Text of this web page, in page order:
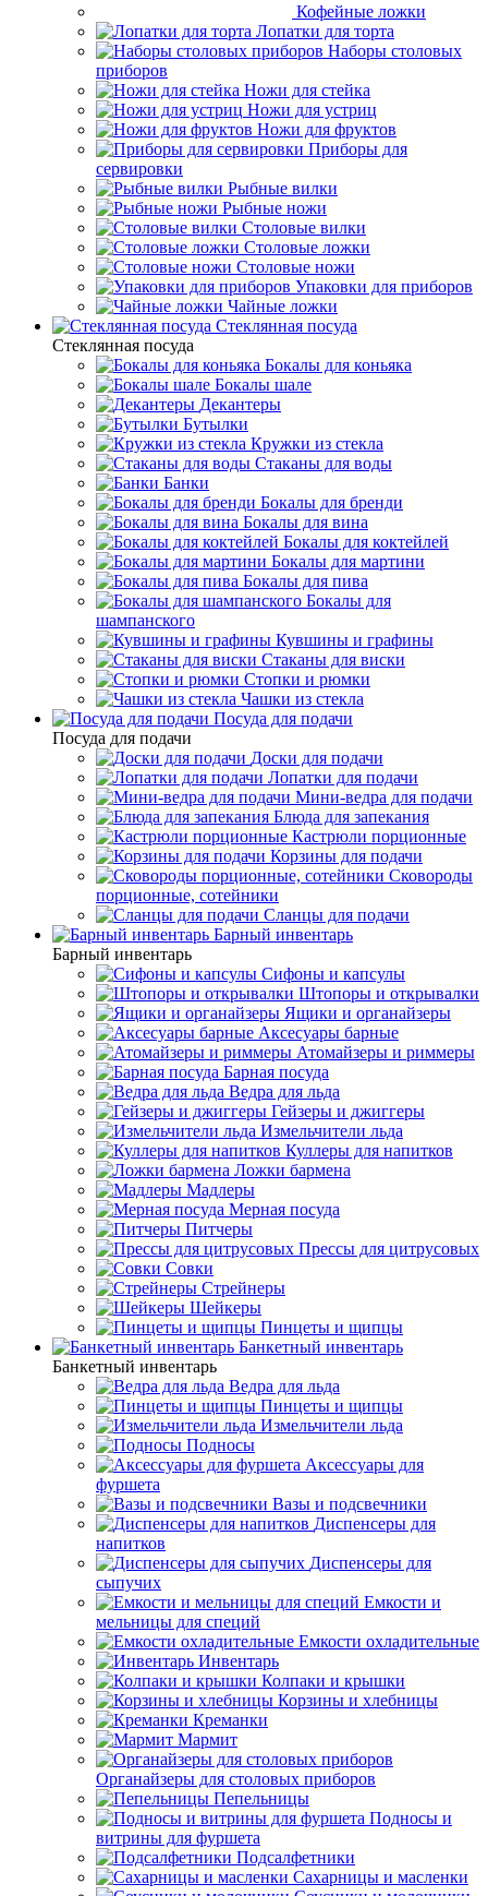
Кофейные ложки
Лопатки для торта
Наборы столовых
приборов
Ножи для стейка
Ножи для устриц
Ножи для фруктов
Приборы для
сервировки
Рыбные вилки
Рыбные ножи
Столовые вилки
Столовые ложки
Столовые ножи
Упаковки для приборов
Чайные ложки
Стеклянная посуда
Стеклянная посуда
Бокалы для коньяка
Бокалы шале
Декантеры
Бутылки
Кружки из стекла
Стаканы для воды
Банки
Бокалы для бренди
Бокалы для вина
Бокалы для коктейлей
Бокалы для мартини
Бокалы для пива
Бокалы для
шампанского
Кувшины и графины
Стаканы для виски
Стопки и рюмки
Чашки из стекла
Посуда для подачи
Посуда для подачи
Доски для подачи
Лопатки для подачи
Мини-ведра для подачи
Блюда для запекания
Кастрюли порционные
Корзины для подачи
Сковороды
порционные, сотейники
Сланцы для подачи
Барный инвентарь
Барный инвентарь
Сифоны и капсулы
Штопоры и открывалки
Ящики и органайзеры
Аксесуары барные
Атомайзеры и риммеры
Барная посуда
Ведра для льда
Гейзеры и джиггеры
Измельчители льда
Куллеры для напитков
Ложки бармена
Мадлеры
Мерная посуда
Питчеры
Прессы для цитрусовых
Совки
Стрейнеры
Шейкеры
Пинцеты и щипцы
Банкетный инвентарь
Банкетный инвентарь
Ведра для льда
Пинцеты и щипцы
Измельчители льда
Подносы
Аксессуары для
фуршета
Вазы и подсвечники
Диспенсеры для
напитков
Диспенсеры для
сыпучих
Емкости и
мельницы для специй
Емкости охладительные
Инвентарь
Колпаки и крышки
Корзины и хлебницы
Креманки
Мармит
Органайзеры для столовых приборов
Пепельницы
Подносы и
витрины для фуршета
Подсалфетники
Сахарницы и масленки